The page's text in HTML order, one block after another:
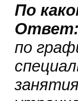
По
Ответ:
по